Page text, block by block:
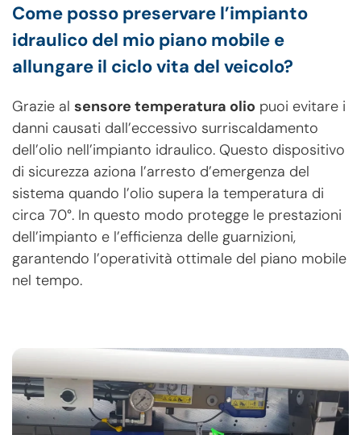
Come posso preservare l’impianto
idraulico del mio piano mobile e
allungare il ciclo vita del veicolo?
Grazie al sensore temperatura olio puoi evitare i
danni causati dall’eccessivo surriscaldamento
dell’olio nell’impianto idraulico. Questo dispositivo
di sicurezza aziona l’arresto d’emergenza del
sistema quando l’olio supera la temperatura di
circa 70°. In questo modo protegge le prestazioni
dell’impianto e l’efficienza delle guarnizioni,
garantendo l’operatività ottimale del piano mobile
nel tempo.